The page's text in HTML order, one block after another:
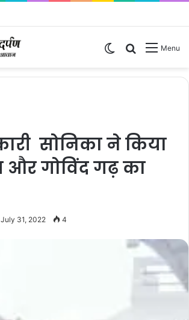
Menu
Search for
Switch skin
सोनिका ने किया
और गोविंद गढ़ का
July 31, 2022 4